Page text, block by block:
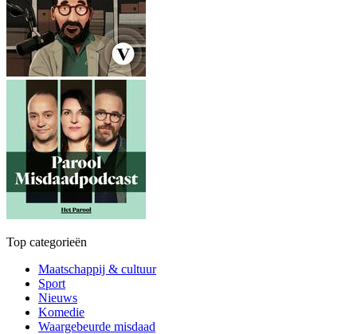
Top categorieën
Maatschappij & cultuur
Sport
Nieuws
Komedie
Waargebeurde misdaad